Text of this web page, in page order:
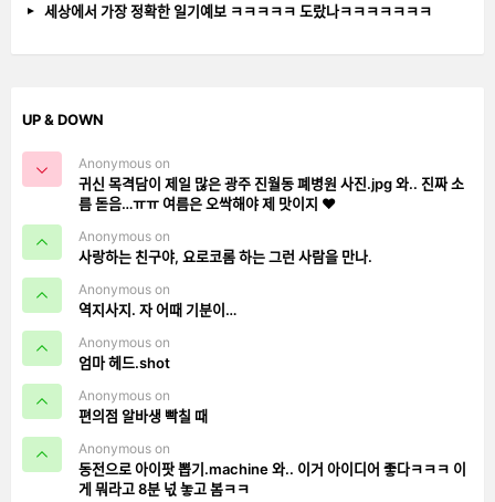
세상에서 가장 정확한 일기예보 ㅋㅋㅋㅋㅋ 도랐나ㅋㅋㅋㅋㅋㅋㅋ
UP & DOWN
Anonymous on
귀신 목격담이 제일 많은 광주 진월동 폐병원 사진.jpg 와.. 진짜 소
름 돋음…ㅠㅠ 여름은 오싹해야 제 맛이지 ❤️
Anonymous on
사랑하는 친구야, 요로코롬 하는 그런 사람을 만나.
Anonymous on
역지사지. 자 어때 기분이…
Anonymous on
엄마 헤드.shot
Anonymous on
편의점 알바생 빡칠 때
Anonymous on
동전으로 아이팟 뽑기.machine 와.. 이거 아이디어 좋다ㅋㅋㅋ 이
게 뭐라고 8분 넋 놓고 봄ㅋㅋ